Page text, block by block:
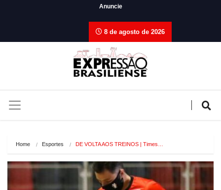
Anuncie
8 de agosto de 2026
Home Esportes DE VOLTA AOS TREINOS | Times…